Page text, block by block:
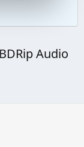
Audio